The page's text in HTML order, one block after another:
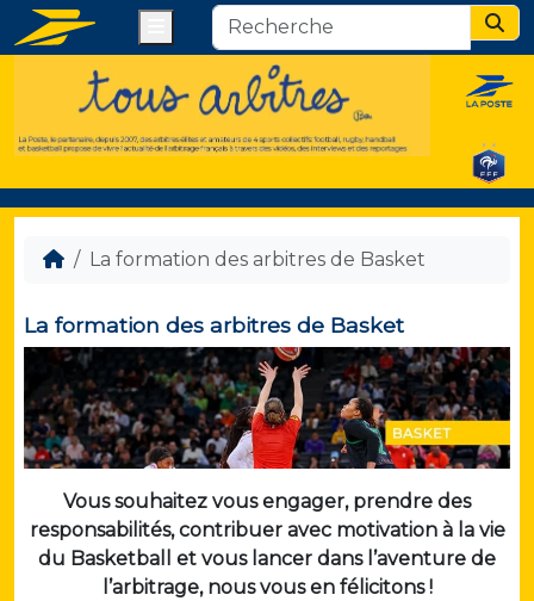
La formation des arbitres de Basket
La formation des arbitres de Basket
Vous souhaitez vous engager, prendre des
responsabilités, contribuer avec motivation à la vie
du Basketball et vous lancer dans l’aventure de
l’arbitrage, nous vous en félicitons !